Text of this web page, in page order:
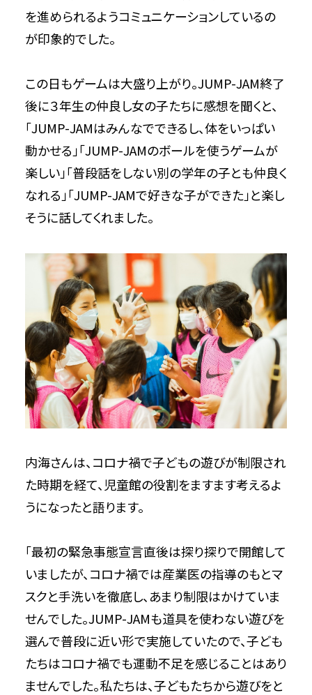
を進められるようコミュニケーションしているの
が印象的でした。
この日もゲームは大盛り上がり。JUMP-JAM終了
後に３年生の仲良し女の子たちに感想を聞くと、
「JUMP-JAMはみんなでできるし、体をいっぱい
動かせる」「JUMP-JAMのボールを使うゲームが
楽しい」「普段話をしない別の学年の子とも仲良く
なれる」「JUMP-JAMで好きな子ができた」と楽し
そうに話してくれました。
内海さんは、コロナ禍で子どもの遊びが制限され
た時期を経て、児童館の役割をますます考えるよ
うになったと語ります。
「最初の緊急事態宣言直後は探り探りで開館して
いましたが、コロナ禍では産業医の指導のもとマ
スクと手洗いを徹底し、あまり制限はかけていま
せんでした。JUMP-JAMも道具を使わない遊びを
選んで普段に近い形で実施していたので、子ども
たちはコロナ禍でも運動不足を感じることはあり
ませんでした。私たちは、子どもたちから遊びをと